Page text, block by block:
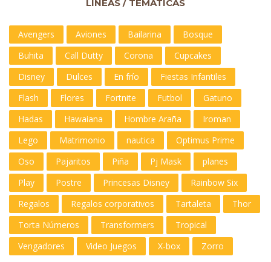
LÍNEAS / TEMÁTICAS
Avengers Aviones Bailarina
Bosque
Buhita
Call Dutty Corona
Cupcakes
Disney
Dulces En frío
Fiestas Infantiles
Flash
Flores Fortnite Futbol
Gatuno
Hadas
Hawaiana Hombre Araña
Iroman
Lego
Matrimonio nautica
Optimus Prime
Oso
Pajaritos Piña Pj Mask
planes
Play
Postre Princesas Disney
Rainbow Six
Regalos
Regalos corporativos Tartaleta
Thor
Torta Números
Transformers
Tropical
Vengadores
Video Juegos X-box Zorro